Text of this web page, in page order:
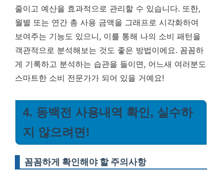
줄이고 예산을 효과적으로 관리할 수 있습니다. 또한,
월별 또는 연간 총 사용 금액을 그래프로 시각화하여
보여주는 기능도 있으니, 이를 통해 나의 소비 패턴을
객관적으로 분석해보는 것도 좋은 방법이에요. 꼼꼼하
게 기록하고 분석하는 습관을 들이면, 어느새 여러분도
스마트한 소비 전문가가 되어 있을 거예요!
4. 동백전 사용내역 확인, 실수하
지 않으려면!
꼼꼼하게 확인해야 할 주의사항